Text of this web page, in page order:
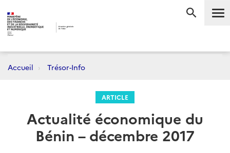
Accueil Trésor-Info
ARTICLE
Actualité économique du
Bénin – décembre 2017